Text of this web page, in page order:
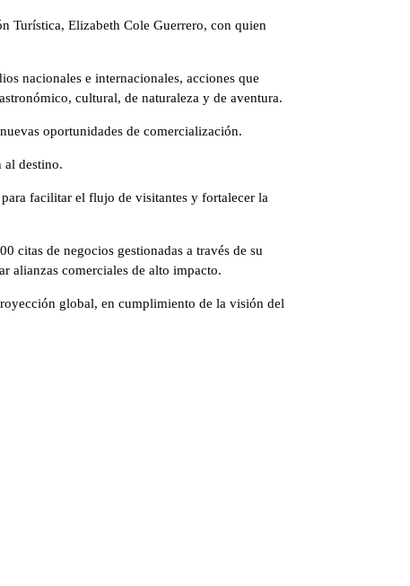
Turística, Elizabeth Cole Guerrero, con quien
nacionales e internacionales, acciones que
cultural, de naturaleza y de aventura.
oportunidades de comercialización.
al destino.
facilitar el flujo de visitantes y fortalecer la
citas de negocios gestionadas a través de su
alianzas comerciales de alto impacto.
global, en cumplimiento de la visión del